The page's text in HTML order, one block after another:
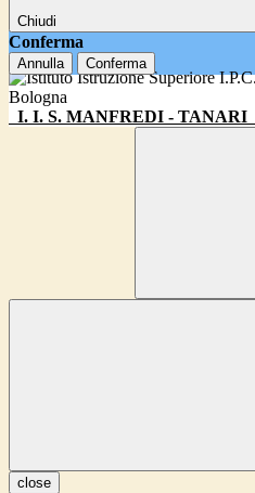
Chiudi
Conferma
Annulla Conferma
I. I. S. MANFREDI - TANARI
close